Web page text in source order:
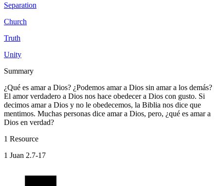
Separation
Church
Truth
Unity
Summary
¿Qué es amar a Dios? ¿Podemos amar a Dios sin amar a los demás?
El amor verdadero a Dios nos hace obedecer a Dios con gusto. Si
decimos amar a Dios y no le obedecemos, la Biblia nos dice que
mentimos. Muchas personas dice amar a Dios, pero, ¿qué es amar a
Dios en verdad?
1 Resource
1 Juan 2.7-17